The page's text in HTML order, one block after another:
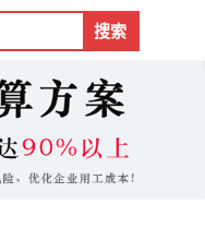
搜索